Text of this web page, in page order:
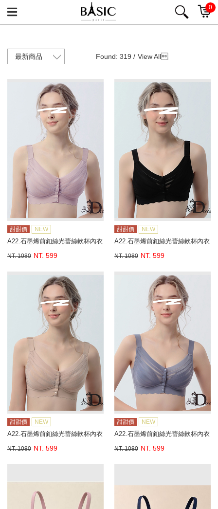
0
Found: 319 / View All
甜甜價 NEW
A22.石墨烯前釦絲光蕾絲軟杯內衣
NT. 1080 NT. 599
甜甜價 NEW
A22.石墨烯前釦絲光蕾絲軟杯內衣
NT. 1080 NT. 599
甜甜價 NEW
A22.石墨烯前釦絲光蕾絲軟杯內衣
NT. 1080 NT. 599
甜甜價 NEW
A22.石墨烯前釦絲光蕾絲軟杯內衣
NT. 1080 NT. 599